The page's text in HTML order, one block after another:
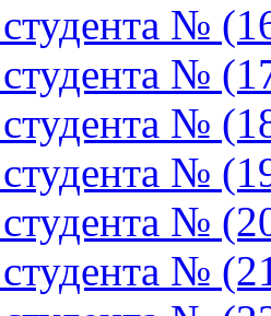
№
№
№
№
№
№